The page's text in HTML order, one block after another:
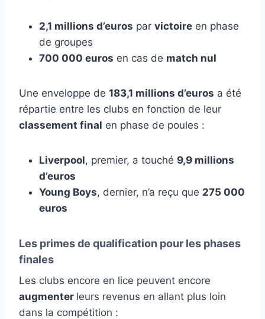
2,1 millions d’euros par victoire en phase
de groupes
700 000 euros en cas de match nul
Une enveloppe de 183,1 millions d’euros a été
répartie entre les clubs en fonction de leur
classement final en phase de poules :
Liverpool, premier, a touché 9,9 millions
d’euros
Young Boys, dernier, n’a reçu que 275 000
euros
Les primes de qualification pour les phases
finales
Les clubs encore en lice peuvent encore
augmenter leurs revenus en allant plus loin
dans la compétition :